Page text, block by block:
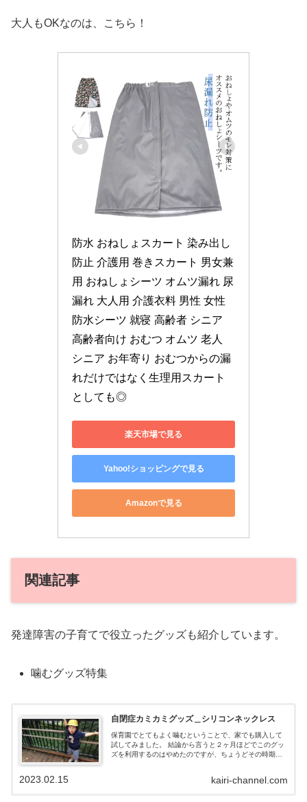
大人もOKなのは、こちら！
防水 おねしょスカート 染み出し
防止 介護用 巻きスカート 男女兼
用 おねしょシーツ オムツ漏れ 尿
漏れ 大人用 介護衣料 男性 女性
防水シーツ 就寝 高齢者 シニア
高齢者向け おむつ オムツ 老人
シニア お年寄り おむつからの漏
れだけではなく生理用スカート
としても◎
楽天市場で見る
Yahoo!ショッピングで見る
Amazonで見る
関連記事
発達障害の子育てで役立ったグッズも紹介しています。
噛むグッズ特集
自閉症カミカミグッズ＿シリコンネックレス
保育園でとてもよく噛むということで、家でも購入して
試してみました。 結論から言うと２ヶ月ほどでこのグッ
ズを利用するのはやめたのですが、ちょうどその時期は
kairi-channel.com
2023.02.15